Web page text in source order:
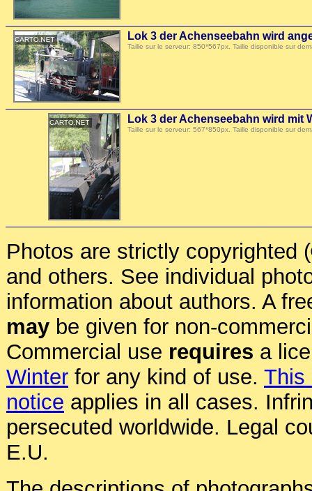
Lok 3 der Achenseebahn wird
Taille sur le serveur: 850*567px. Taille disponible sur
Lok 3 der Achenseebahn wird mit
Taille sur le serveur: 567*850px. Taille disponible sur
Photos are strictly copyrighted
and others. See individual
information about authors. A
may be given for non-
Commercial use requires a
Winter for any kind of use. This
notice applies in all cases.
persecuted worldwide. Legal
E.U.